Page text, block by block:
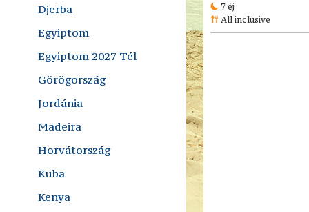
Djerba
Egyiptom
Egyiptom 2027 Tél
Görögország
Jordánia
Madeira
Horvátország
Kuba
Kenya
7 éj
All inclusive